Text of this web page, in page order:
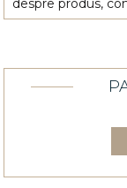
despre produs,